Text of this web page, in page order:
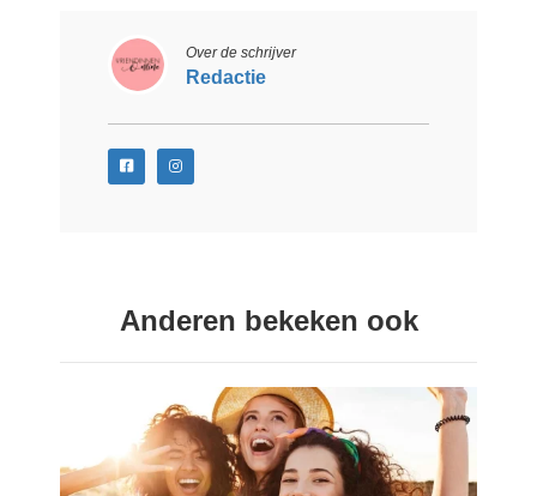
Over de schrijver
Redactie
Anderen bekeken ook